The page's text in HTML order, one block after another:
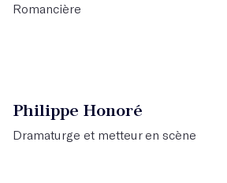
Romancière
Philippe Honoré
Dramaturge et metteur en scène